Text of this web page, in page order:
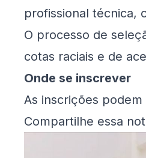
profissional técnica,
O processo de
cotas raciais e de
Onde se inscrever
As inscrições
Compartilhe essa